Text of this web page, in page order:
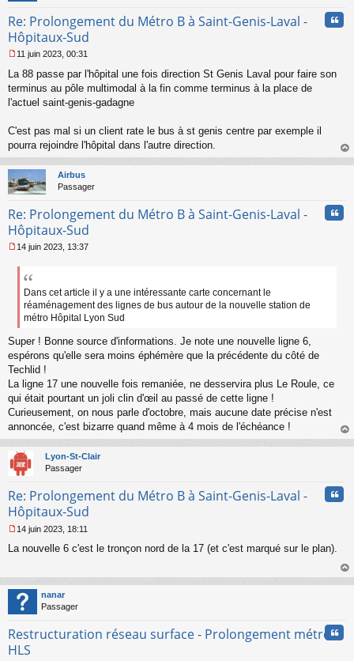
Re: Prolongement du Métro B à Saint-Genis-Laval -
Hôpitaux-Sud
e
s
e
n
o
n
l
u
11 juin 2023, 00:31
La 88 passe par l'hôpital une fois direction St Genis Laval pour faire son
terminus au pôle multimodal à la fin comme terminus à la place de
l'actuel saint-genis-gadagne
C'est pas mal si un client rate le bus à st genis centre par exemple il
pourra rejoindre l'hôpital dans l'autre direction.
au
Airbus
Passager
Re: Prolongement du Métro B à Saint-Genis-Laval -
Hôpitaux-Sud
e
e
n
n
l
u
14 juin 2023, 13:37
Dans cet article il y a une intéressante carte concernant le
réaménagement des lignes de bus autour de la nouvelle station de
métro Hôpital Lyon Sud
Super ! Bonne source d'informations. Je note une nouvelle ligne 6,
espérons qu'elle sera moins éphémère que la précédente du côté de
Techlid !
La ligne 17 une nouvelle fois remaniée, ne desservira plus Le Roule, ce
qui était pourtant un joli clin d'œil au passé de cette ligne !
Curieusement, on nous parle d'octobre, mais aucune date précise n'est
annoncée, c'est bizarre quand même à 4 mois de l'échéance !
au
Lyon-St-Clair
Passager
Re: Prolongement du Métro B à Saint-Genis-Laval -
Hôpitaux-Sud
e
a
g
e
o
n
14 juin 2023, 18:11
La nouvelle 6 c'est le tronçon nord de la 17 (et c'est marqué sur le plan).
au
nanar
Passager
Restructuration réseau surface - Prolongement métro B
HLS